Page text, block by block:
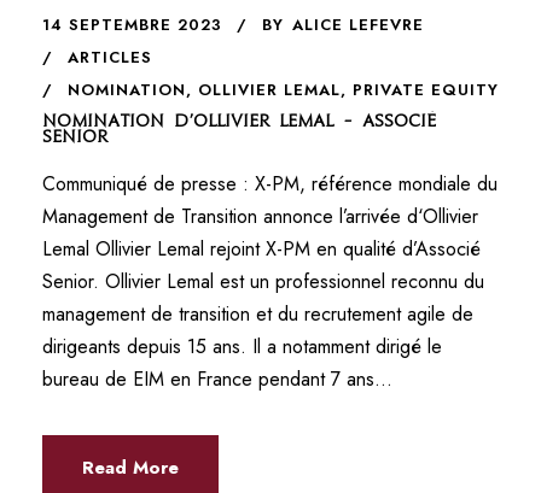
14 SEPTEMBRE 2023 BY ALICE LEFEVRE
ARTICLES
NOMINATION, OLLIVIER LEMAL, PRIVATE EQUITY
Nomination d’Ollivier LEMAL – Associé
Senior
Communiqué de presse : X-PM, référence mondiale du
Management de Transition annonce l’arrivée d‘Ollivier
Lemal Ollivier Lemal rejoint X-PM en qualité d’Associé
Senior. Ollivier Lemal est un professionnel reconnu du
management de transition et du recrutement agile de
dirigeants depuis 15 ans. Il a notamment dirigé le
bureau de EIM en France pendant 7 ans...
Read More